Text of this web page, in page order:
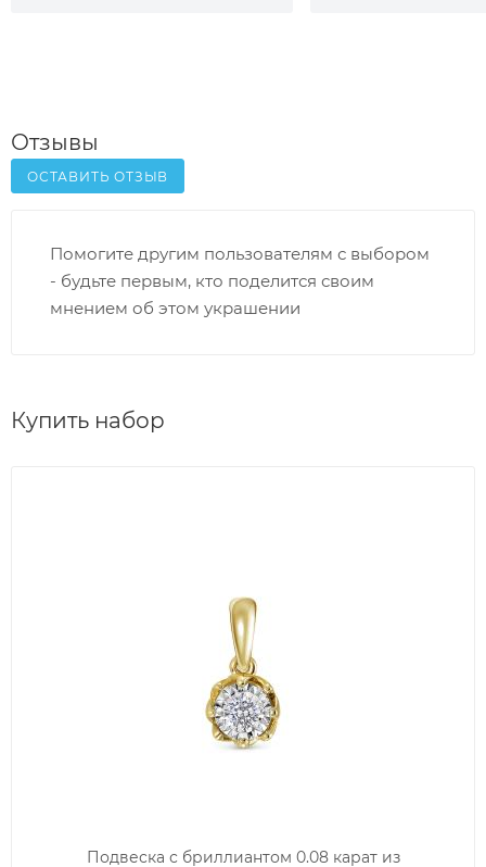
Отзывы
ОСТАВИТЬ ОТЗЫВ
Помогите другим пользователям с выбором
- будьте первым, кто поделится своим
мнением об этом украшении
Купить набор
Подвеска с бриллиантом 0.08 карат из